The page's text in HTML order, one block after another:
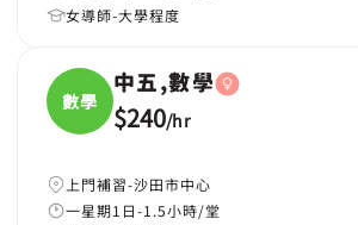
女導師-大學程度
數學
中五,數學
$240/hr
上門補習-沙田市中心
一星期1日-1.5小時/堂